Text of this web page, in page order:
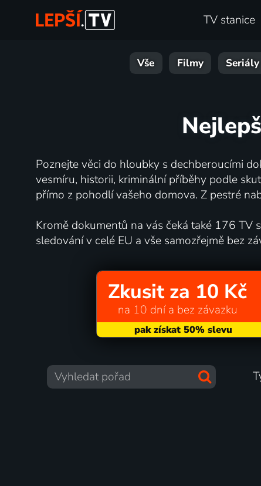
TV stanice
Vše Filmy Seriály
Poznejte věci do hloubky s dechberoucími
vesmíru, historii, kriminální příběhy podle
přímo z pohodlí vašeho domova. Z pestré
Kromě dokumentů na vás čeká také 176 TV
sledování v celé EU a vše samozřejmě bez
Zkusit za 10 Kč
na 10 dní a bez závazku